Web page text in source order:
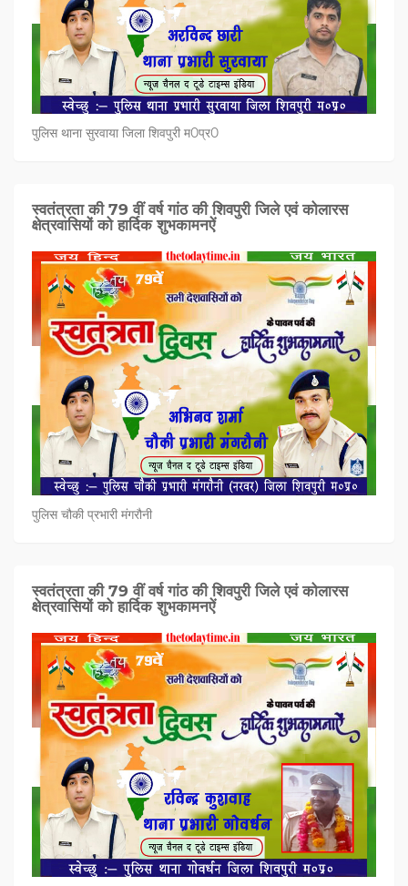
पुलिस थाना सुरवाया जिला शिवपुरी म0प्र0
स्वतंत्रता की 79 वीं वर्ष गांठ की शिवपुरी जिले एवं कोलारस
क्षेत्रवासियों को हार्दिक शुभकामनऐं
पुलिस चौकी प्रभारी मंगरौनी
स्वतंत्रता की 79 वीं वर्ष गांठ की शिवपुरी जिले एवं कोलारस
क्षेत्रवासियों को हार्दिक शुभकामनऐं